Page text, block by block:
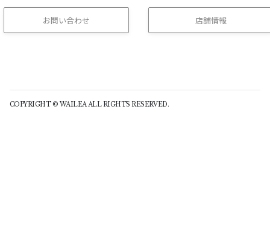
お問い合わせ 店舗情報
COPYRIGHT © WAILEA ALL RIGHTS RESERVED.